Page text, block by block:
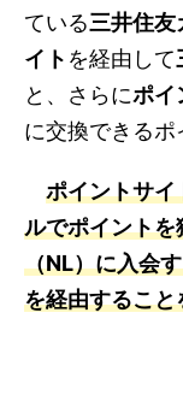
ている三井住友
イト を経由して
と、さらにポイ
に交換できるポ
ポイントサイ
ルでポイント
（NL）に入会
を経由するこ